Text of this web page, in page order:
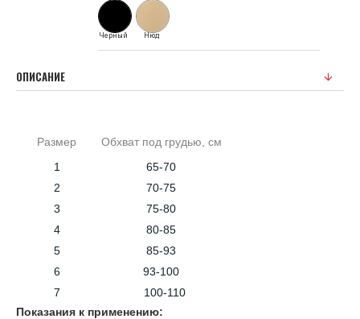
Черный Нюд
ОПИСАНИЕ
Размер
Обхват под грудью, см
1
65-70
2
70-75
3
75-80
4
80-85
5
85-93
6
93-100
7
100-110
Показания к применению: